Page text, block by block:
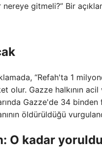
gitmeli?” Bir
“Refah'ta 1
olur. Gazze halkının
Gazze'de 34
öldürüldüğü
O kadar